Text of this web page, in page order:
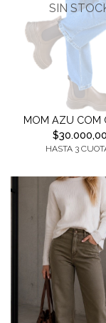
SIN
MOM AZU COM
$30.000,00
HASTA 3